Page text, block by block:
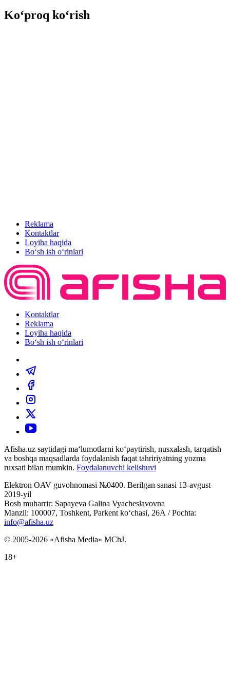
Ko‘proq ko‘rish
Reklama
Kontaktlar
Loyiha haqida
Bo‘sh ish o‘rinlari
Kontaktlar
Reklama
Loyiha haqida
Bo‘sh ish o‘rinlari
Afisha.uz saytidagi ma‘lumotlarni ko‘paytirish, nusxalash, tarqatish
va boshqa maqsadlarda foydalanish faqat tahririyatning yozma
ruxsati bilan mumkin. Foydalanuvchi kelishuvi
Elektron OAV guvohnomasi №0400. Berilgan sanasi 13-avgust
2019-yil
Bosh muharrir: Sapayeva Galina Vyacheslavovna
Manzil: 100007, Toshkent, Parkent ko‘chasi, 26А / Pochta:
info@afisha.uz
© 2005-2026 «Afisha Media» MChJ.
18+